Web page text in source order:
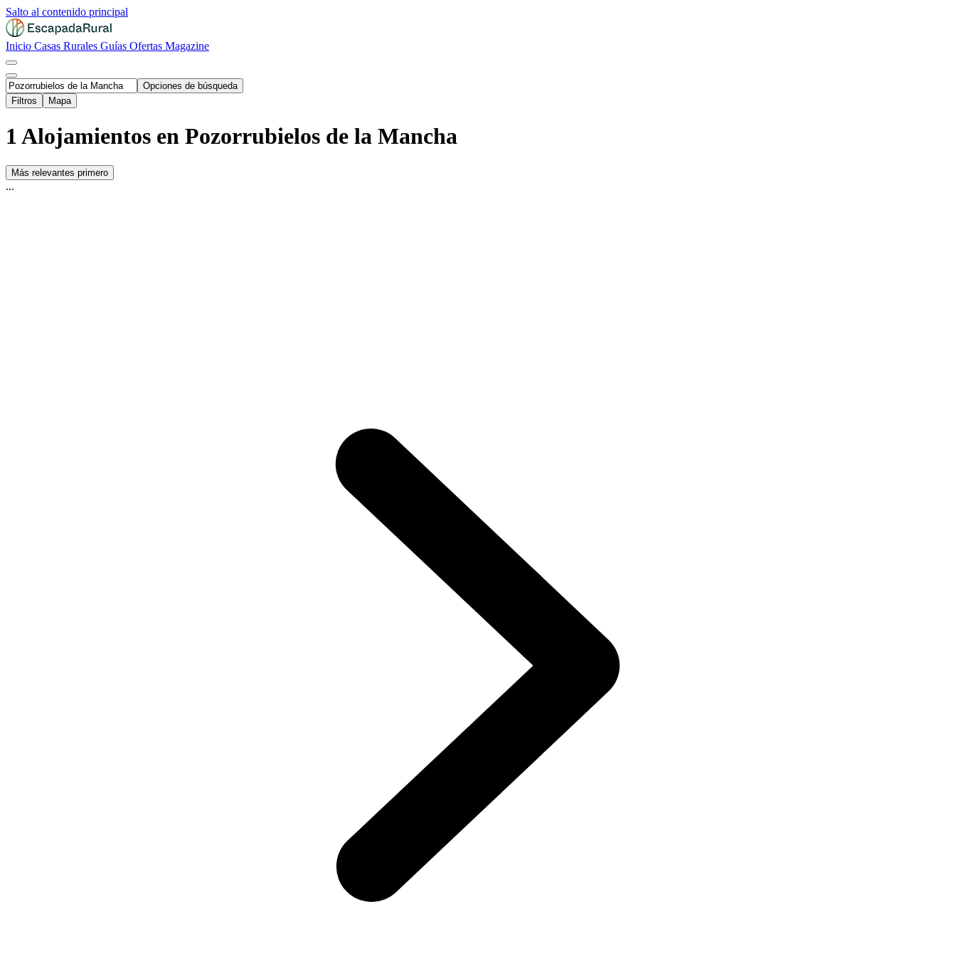
Salto al contenido principal
Inicio Casas Rurales Guías Ofertas Magazine
Opciones de búsqueda
Filtros
Mapa
1 Alojamientos en Pozorrubielos de la Mancha
Más relevantes primero
...